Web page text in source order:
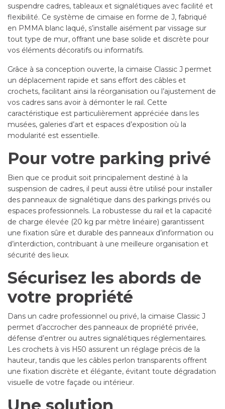
suspendre cadres, tableaux et signalétiques avec facilité et
flexibilité. Ce système de cimaise en forme de J, fabriqué
en PMMA blanc laqué, s’installe aisément par vissage sur
tout type de mur, offrant une base solide et discrète pour
vos éléments décoratifs ou informatifs.
Grâce à sa conception ouverte, la cimaise Classic J permet
un déplacement rapide et sans effort des câbles et
crochets, facilitant ainsi la réorganisation ou l’ajustement de
vos cadres sans avoir à démonter le rail. Cette
caractéristique est particulièrement appréciée dans les
musées, galeries d’art et espaces d’exposition où la
modularité est essentielle.
Pour votre parking privé
Bien que ce produit soit principalement destiné à la
suspension de cadres, il peut aussi être utilisé pour installer
des panneaux de signalétique dans des parkings privés ou
espaces professionnels. La robustesse du rail et la capacité
de charge élevée (20 kg par mètre linéaire) garantissent
une fixation sûre et durable des panneaux d’information ou
d’interdiction, contribuant à une meilleure organisation et
sécurité des lieux.
Sécurisez les abords de
votre propriété
Dans un cadre professionnel ou privé, la cimaise Classic J
permet d’accrocher des panneaux de propriété privée,
défense d’entrer ou autres signalétiques réglementaires.
Les crochets à vis H50 assurent un réglage précis de la
hauteur, tandis que les câbles perlon transparents offrent
une fixation discrète et élégante, évitant toute dégradation
visuelle de votre façade ou intérieur.